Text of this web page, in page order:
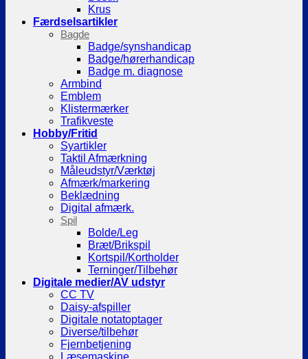
Krus
Færdselsartikler
Bagde
Badge/synshandicap
Badge/hørerhandicap
Badge m. diagnose
Armbind
Emblem
Klistermærker
Trafikveste
Hobby/Fritid
Syartikler
Taktil Afmærkning
Måleudstyr/Værktøj
Afmærk/markering
Beklædning
Digital afmærk.
Spil
Bolde/Leg
Bræt/Brikspil
Kortspil/Kortholder
Terninger/Tilbehør
Digitale medier/AV udstyr
CC TV
Daisy-afspiller
Digitale notatoptager
Diverse/tilbehør
Fjernbetjening
Læsemaskine